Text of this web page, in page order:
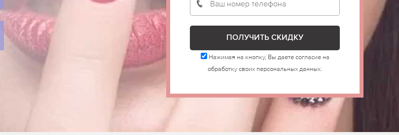
Нажимая на кнопку, Вы даете согласие на
обработку своих персональных данных.